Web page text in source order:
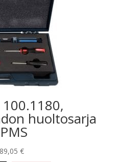
huoltosarja
€